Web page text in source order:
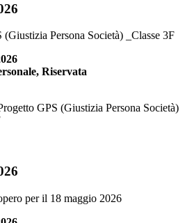
Persona Società) _Classe 3F
Riservata
GPS (Giustizia Persona Società)
per il 18 maggio 2026